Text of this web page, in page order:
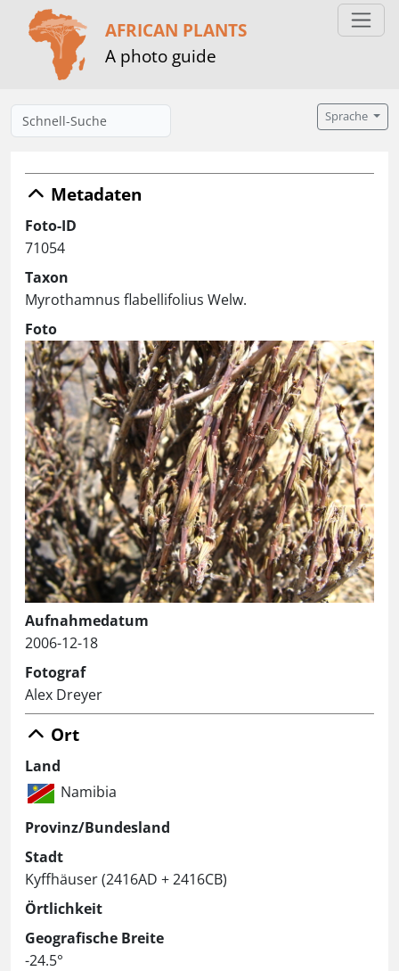
AFRICAN PLANTS
A photo guide
Sprache
Metadaten
Foto-ID
71054
Taxon
Myrothamnus flabellifolius Welw.
Foto
Aufnahmedatum
2006-12-18
Fotograf
Alex Dreyer
Ort
Land
Namibia
Provinz/Bundesland
Stadt
Kyffhäuser (2416AD + 2416CB)
Örtlichkeit
Geografische Breite
-24.5°